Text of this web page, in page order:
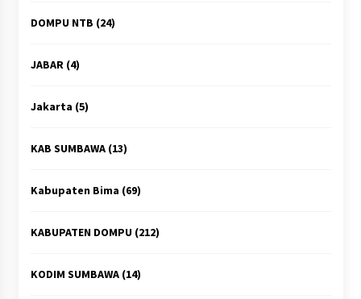
DOMPU NTB (24)
JABAR(4)
Jakarta (5)
KAB SUMBAWA(13)
Kabupaten Bima (69)
KABUPATEN DOMPU(212)
KODIM SUMBAWA(14)